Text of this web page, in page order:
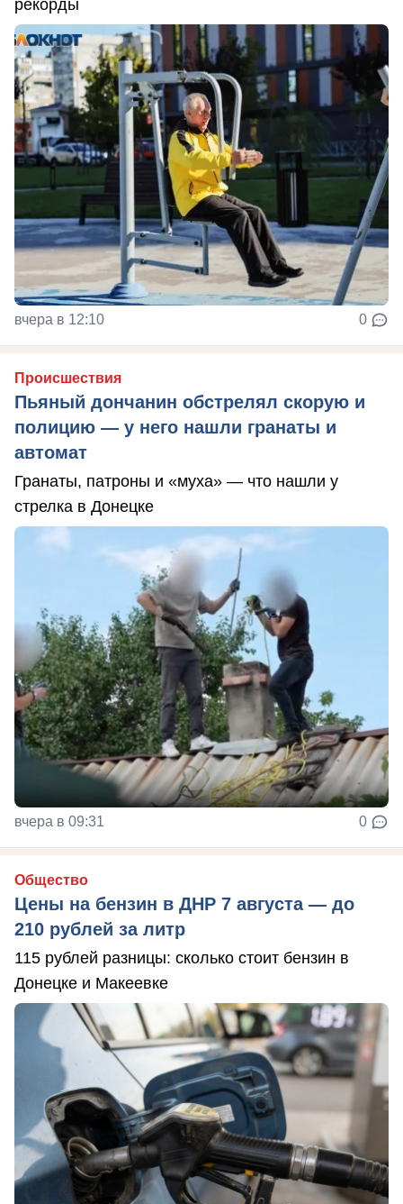
рекорды
вчера в 12:10 0
Происшествия
Пьяный дончанин обстрелял скорую и
полицию — у него нашли гранаты и
автомат
Гранаты, патроны и «муха» — что нашли у
стрелка в Донецке
вчера в 09:31 0
Общество
Цены на бензин в ДНР 7 августа — до
210 рублей за литр
115 рублей разницы: сколько стоит бензин в
Донецке и Макеевке